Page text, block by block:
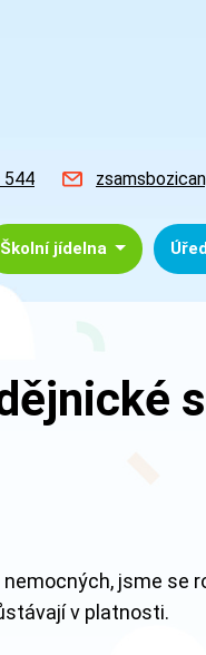
544
Školní jídelna
jsme se
v platnosti.